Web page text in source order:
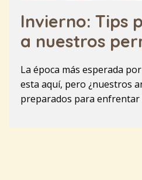
Invierno: Tips
a nuestros
La época más esperada
esta aquí, pero ¿nuestros
preparados para